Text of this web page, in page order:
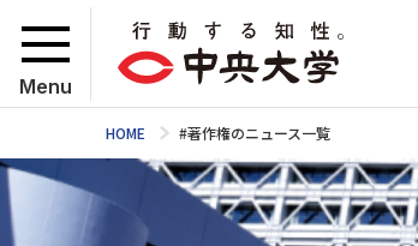
Menu
HOME #著作権のニュース一覧